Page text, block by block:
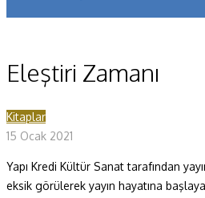
Sağlık
Eleştiri Zamanı
Kitaplar
15 Ocak 2021
Yapı Kredi Kültür Sanat tarafından
eksik görülerek yayın hayatına